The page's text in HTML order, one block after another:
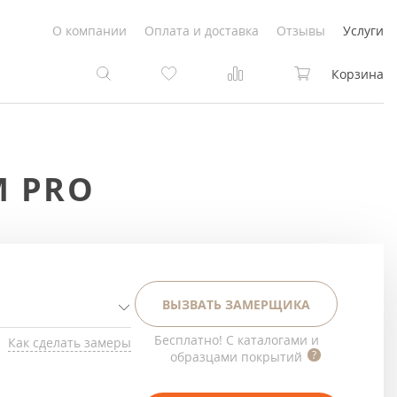
О компании Оплата и доставка Отзывы Услуги
Белые
под покраску
Корзина
Как сделать замеры
ВЫЗВАТЬ ЗАМЕРЩИКА
Бесплатно! С каталогами и
образцами покрытий